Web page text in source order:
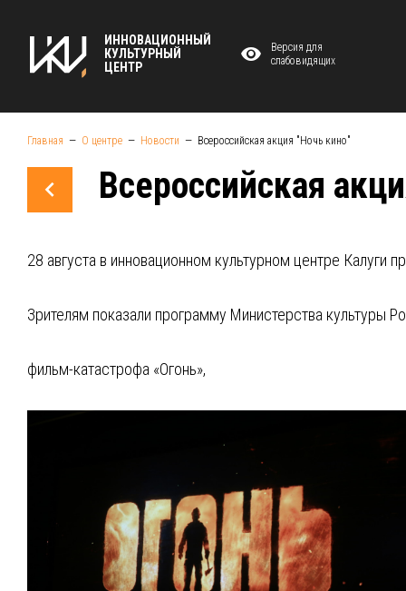
ИННОВАЦИОННЫЙ
КУЛЬТУРНЫЙ
ЦЕНТР
Версия для
слабовидящих
Главная О центре Новости Всероссийская акция "Ночь кино"
Всероссийская
28 августа в инновационном культурном центре Калуги
Зрителям показали программу Министерства культуры
фильм-катастрофа «Огонь»,